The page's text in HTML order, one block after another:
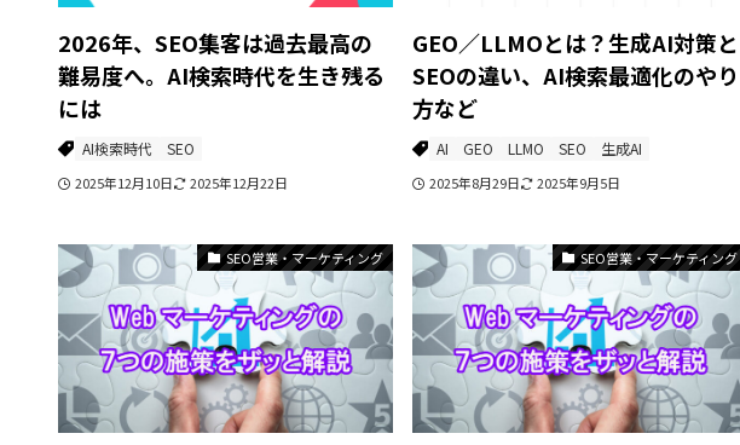
2026年、SEO集客は過去最高の
難易度へ。AI検索時代を生き残る
には
AI検索時代 SEO
2025年12月10日 2025年12月22日
GEO／LLMOとは？生成AI対策と
SEOの違い、AI検索最適化のやり
方など
AI GEO LLMO SEO 生成AI
2025年8月29日 2025年9月5日
SEO営業・マーケティング SEO営業・マーケティング